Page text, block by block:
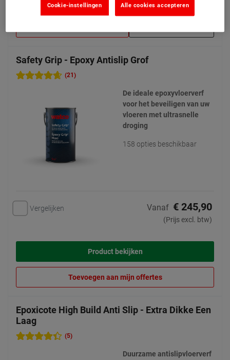
Safety Grip - Epoxy Antislip Grof
(21)
De ideale epoxyvloerverf
voor het beveiligen van uw
vloeren met ultrasnelle
droging
158 opties beschikbaar
Vergelijken Vanaf € 245,90
(Prijs excl. btw)
Product bekijken
Toevoegen aan mijn offertes
Epoxicote High Build Anti Slip - Extra Dikke Een
Laag
(5)
Duurzame antislipvloerverf
Alle cookies accepteren
Cookie-instellingen